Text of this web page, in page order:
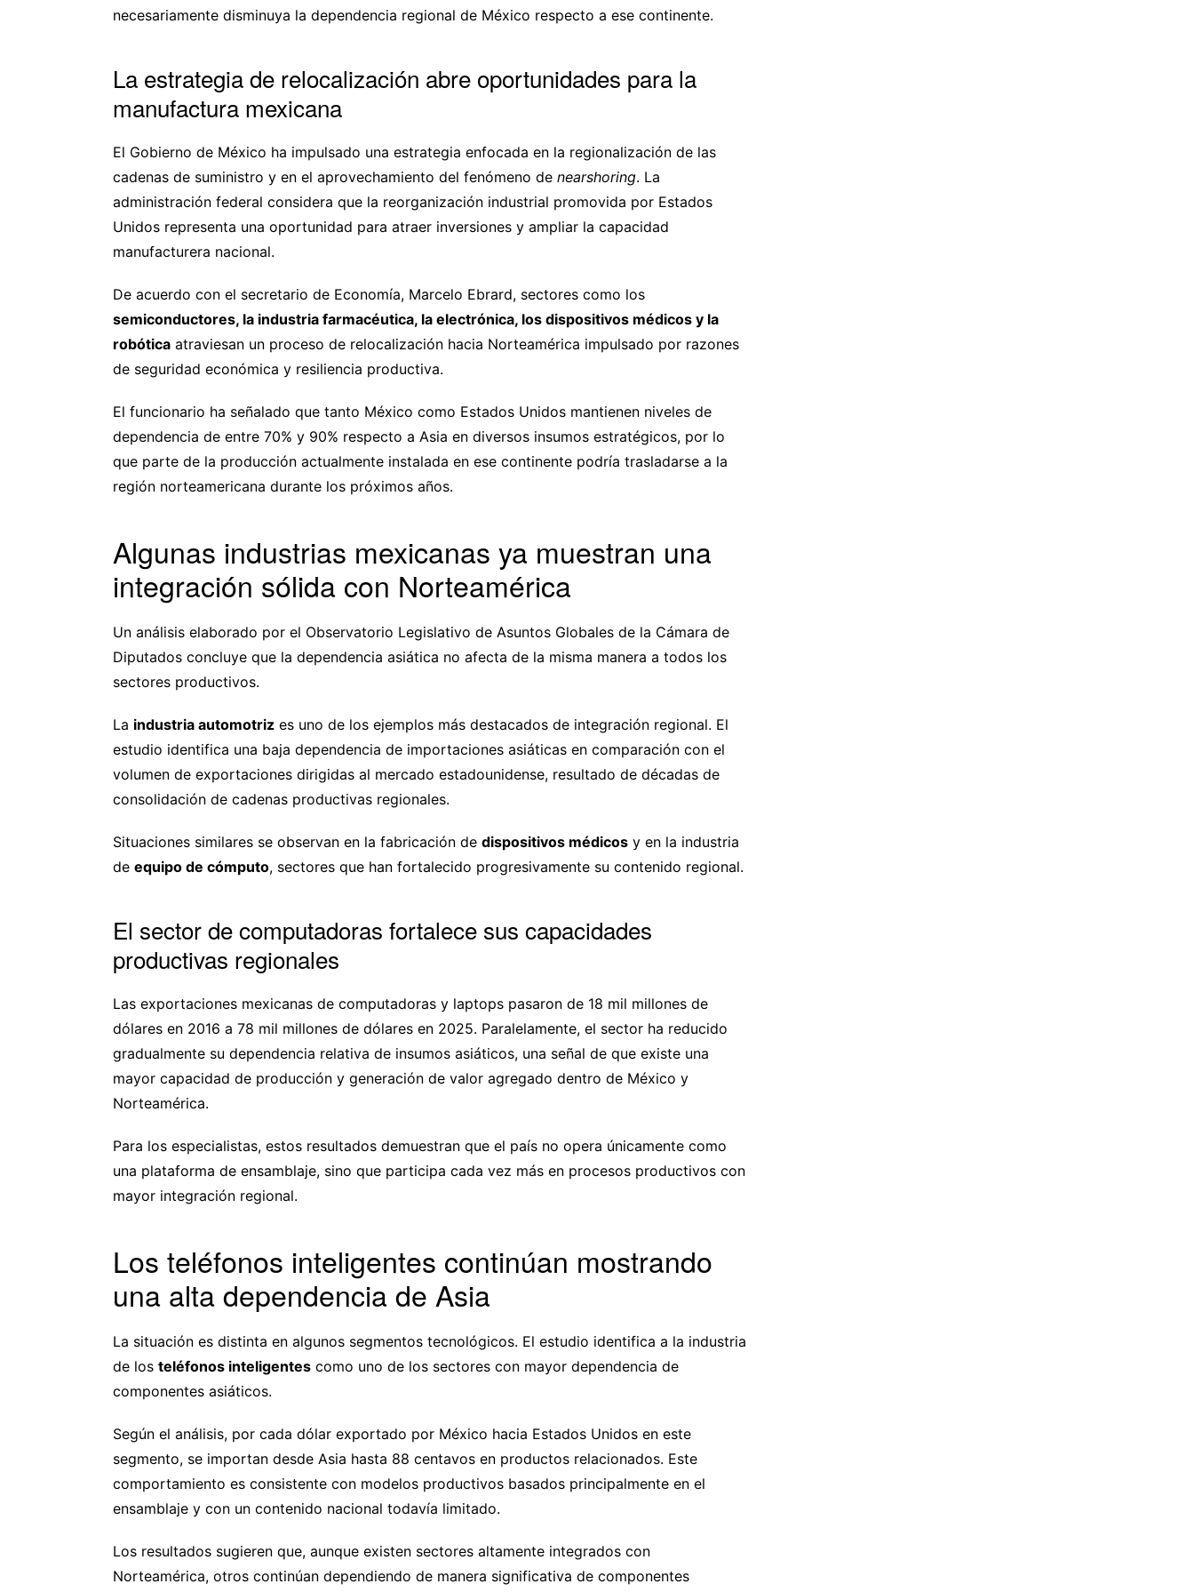
necesariamente disminuya la dependencia regional de México respecto a ese continente.
La estrategia de relocalización abre oportunidades para la
manufactura mexicana
El Gobierno de México ha impulsado una estrategia enfocada en la regionalización de las
cadenas de suministro y en el aprovechamiento del fenómeno de nearshoring. La
administración federal considera que la reorganización industrial promovida por Estados
Unidos representa una oportunidad para atraer inversiones y ampliar la capacidad
manufacturera nacional.
De acuerdo con el secretario de Economía, Marcelo Ebrard, sectores como los
semiconductores, la industria farmacéutica, la electrónica, los dispositivos médicos y la
robótica atraviesan un proceso de relocalización hacia Norteamérica impulsado por razones
de seguridad económica y resiliencia productiva.
El funcionario ha señalado que tanto México como Estados Unidos mantienen niveles de
dependencia de entre 70% y 90% respecto a Asia en diversos insumos estratégicos, por lo
que parte de la producción actualmente instalada en ese continente podría trasladarse a la
región norteamericana durante los próximos años.
Algunas industrias mexicanas ya muestran una
integración sólida con Norteamérica
Un análisis elaborado por el Observatorio Legislativo de Asuntos Globales de la Cámara de
Diputados concluye que la dependencia asiática no afecta de la misma manera a todos los
sectores productivos.
La industria automotriz es uno de los ejemplos más destacados de integración regional. El
estudio identifica una baja dependencia de importaciones asiáticas en comparación con el
volumen de exportaciones dirigidas al mercado estadounidense, resultado de décadas de
consolidación de cadenas productivas regionales.
Situaciones similares se observan en la fabricación de dispositivos médicos y en la industria
de equipo de cómputo, sectores que han fortalecido progresivamente su contenido regional.
El sector de computadoras fortalece sus capacidades
productivas regionales
Las exportaciones mexicanas de computadoras y laptops pasaron de 18 mil millones de
dólares en 2016 a 78 mil millones de dólares en 2025. Paralelamente, el sector ha reducido
gradualmente su dependencia relativa de insumos asiáticos, una señal de que existe una
mayor capacidad de producción y generación de valor agregado dentro de México y
Norteamérica.
Para los especialistas, estos resultados demuestran que el país no opera únicamente como
una plataforma de ensamblaje, sino que participa cada vez más en procesos productivos con
mayor integración regional.
Los teléfonos inteligentes continúan mostrando
una alta dependencia de Asia
La situación es distinta en algunos segmentos tecnológicos. El estudio identifica a la industria
de los teléfonos inteligentes como uno de los sectores con mayor dependencia de
componentes asiáticos.
Según el análisis, por cada dólar exportado por México hacia Estados Unidos en este
segmento, se importan desde Asia hasta 88 centavos en productos relacionados. Este
comportamiento es consistente con modelos productivos basados principalmente en el
ensamblaje y con un contenido nacional todavía limitado.
Los resultados sugieren que, aunque existen sectores altamente integrados con
Norteamérica, otros continúan dependiendo de manera significativa de componentes